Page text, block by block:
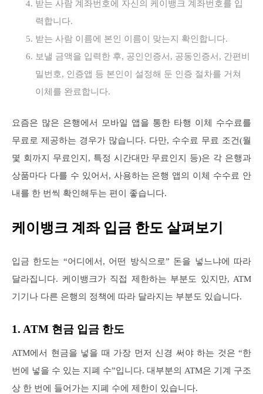
받는 사람 계좌번호에 자신의 케이뱅크 계좌번호를 입
력합니다.
받는 사람 이름에 본인 이름이 맞는지 확인합니다.
보낼 금액을 입력한 후, 공인인증서, 공동인증서, 간편비
밀번호, 인증앱 등 본인이 설정해 둔 인증 절차를 거쳐
이체를 완료합니다.
요즘은 많은 은행에서 모바일 앱을 통한 타행 이체 수수료를
무료로 제공하는 경우가 많습니다. 다만, 수수료 무료 조건(월
몇 회까지 무료인지, 특정 시간대만 무료인지 등)은 각 은행과
상품마다 다를 수 있어서, 사용하는 은행 앱의 이체 수수료 안
내를 한 번씩 확인해두는 편이 좋습니다.
케이뱅크 계좌 입금 한도 살펴보기
입금 한도는 “어디에서, 어떤 방식으로” 돈을 넣느냐에 따라
달라집니다. 케이뱅크가 직접 제한하는 부분도 있지만, ATM
기기나 다른 은행의 정책에 따라 달라지는 부분도 있습니다.
1. ATM 현금 입금 한도
ATM에서 현금을 넣을 때 가장 먼저 신경 써야 하는 것은 “한
번에 넣을 수 있는 지폐 수”입니다. 대부분의 ATM은 기계 구조
상 한 번에 들어가는 지폐 수에 제한이 있습니다.